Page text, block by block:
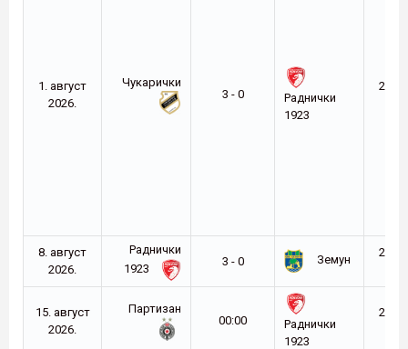
1. август
2026.
Чукарички
3 - 0
Раднички
1923
2026-
8. август
2026.
Раднички
1923
3 - 0 Земун
2026-
15. август
2026.
Партизан
00:00
Раднички
1923
2026-